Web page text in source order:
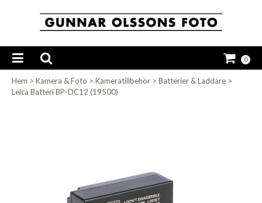
0
Hem > Kamera & Foto > Kameratillbehör > Batterier & Laddare >
Leica Batteri BP-DC12 (19500)